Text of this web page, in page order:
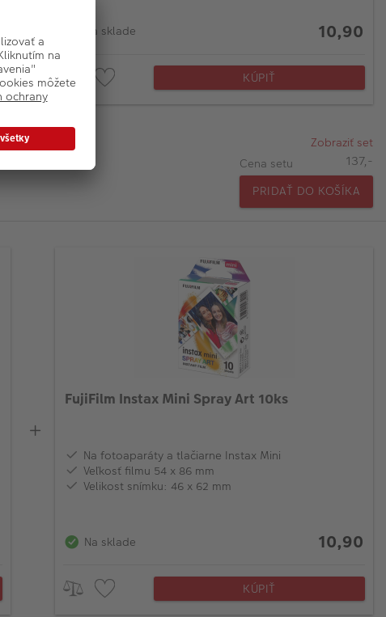
Na sklade 10,90
KÚPIŤ
Zobraziť set
Cena setu
137,-
PRIDAŤ DO KOŠÍKA
FujiFilm Instax Mini Spray Art 10ks
Na fotoaparáty a tlačiarne Instax Mini
Veľkosť filmu 54 x 86 mm
Velikost snímku: 46 x 62 mm
Na sklade 10,90
KÚPIŤ